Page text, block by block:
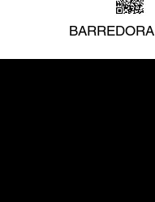
BARREDORA